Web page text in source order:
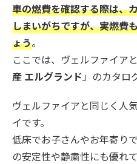
車の燃費を確認する際は、
しまいがちですが、実燃費
ょう。
ここでは、ヴェルファイア
産 エルグランド 」のカタロ
ヴェルファイアと同じく人
イです。
低床でお子さんやお年寄り
の安定性や静粛性にも優れて